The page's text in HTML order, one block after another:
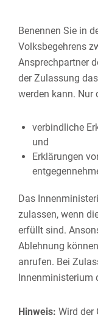
Benennen Sie in
Volksbegehrens
Ansprechpartner
der Zulassung
werden kann. Nur
verbindliche
und
Erklärungen
Das
zulassen, wenn
erfüllt sind.
Ablehnung
anrufen. Bei
Innenministerium
Hinweis: Wird der